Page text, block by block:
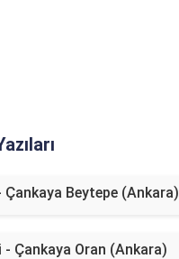
Beytepe (Ankara)
Çankaya Oran (Ankara)